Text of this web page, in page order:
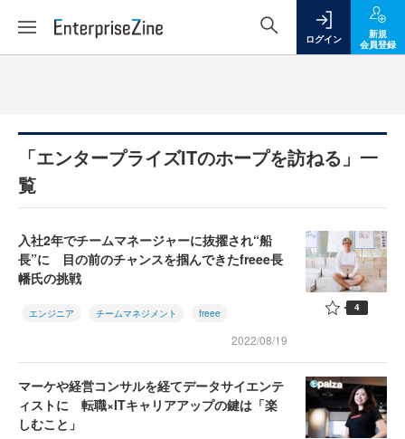
ログイン
新規
会員登録
「エンタープライズITのホープを訪ねる」一
覧
入社2年でチームマネージャーに抜擢され“船
長”に 目の前のチャンスを掴んできたfreee長
幡氏の挑戦
エンジニア チームマネジメント freee
2022/08/19
4
マーケや経営コンサルを経てデータサイエンテ
ィストに 転職×ITキャリアアップの鍵は「楽
しむこと」